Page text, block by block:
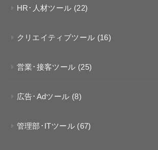
HR･人材ツール (22)
クリエイティブツール (16)
営業･接客ツール (25)
広告･Adツール (8)
管理部･ITツール (67)